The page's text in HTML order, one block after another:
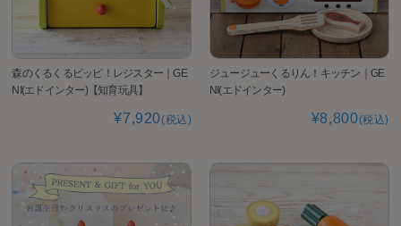
森のくるくるピッピ！レジスター｜GE
NI(エドインター)【知育玩具】
¥7,920(税込)
ジュージューくるりん！キッチン｜GE
NI(エドインター)
¥8,800(税込)